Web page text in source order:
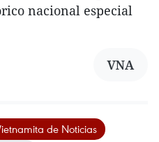
nacional especial
VNA
de Noticias